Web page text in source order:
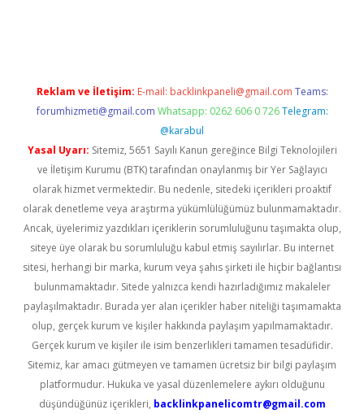
Reklam ve İletişim: E-mail: backlinkpaneli@gmail.com Teams:
forumhizmeti@gmail.com Whatsapp: 0262 606 0 726 Telegram:
@karabul
Yasal Uyarı: Sitemiz, 5651 Sayılı Kanun gereğince Bilgi Teknolojileri
ve İletişim Kurumu (BTK) tarafından onaylanmış bir Yer Sağlayıcı
olarak hizmet vermektedir. Bu nedenle, sitedeki içerikleri proaktif
olarak denetleme veya araştırma yükümlülüğümüz bulunmamaktadır.
Ancak, üyelerimiz yazdıkları içeriklerin sorumluluğunu taşımakta olup,
siteye üye olarak bu sorumluluğu kabul etmiş sayılırlar. Bu internet
sitesi, herhangi bir marka, kurum veya şahıs şirketi ile hiçbir bağlantısı
bulunmamaktadır. Sitede yalnızca kendi hazırladığımız makaleler
paylaşılmaktadır. Burada yer alan içerikler haber niteliği taşımamakta
olup, gerçek kurum ve kişiler hakkında paylaşım yapılmamaktadır.
Gerçek kurum ve kişiler ile isim benzerlikleri tamamen tesadüfidir.
Sitemiz, kar amacı gütmeyen ve tamamen ücretsiz bir bilgi paylaşım
platformudur. Hukuka ve yasal düzenlemelere aykırı olduğunu
düşündüğünüz içerikleri, backlinkpanelicomtr@gmail.com